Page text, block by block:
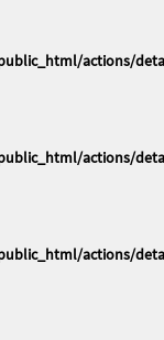
actions/
actions/
actions/